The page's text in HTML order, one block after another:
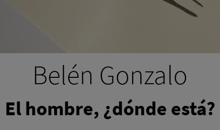
Belén Gonzalo
El hombre, ¿dónde está?